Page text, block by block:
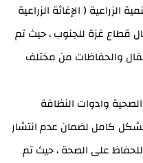
الزراعية ( الإغاثة الزراعية
من شمال قطاع غزة للجنوب ، حيث تم
الأطفال والحفاظات من مختلف
وادوات النظافة
كامل لضمان عدم انتشار
على الصحة ، حيث تم